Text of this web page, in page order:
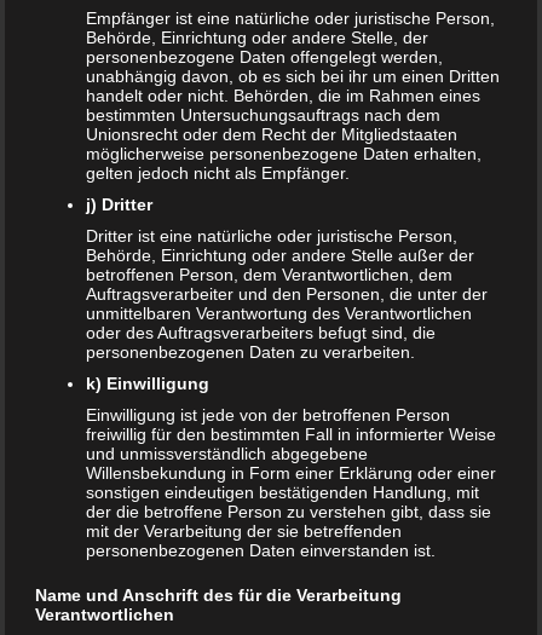
Kinder- und Jugendstärkungsgesetz kommt
Familien profitieren vom Rekordhaushalt 2020
Cannabis in der Muttermilch nachweisbar
Elterngeld online beantragen
Zahnspange für viele Kinder nicht notwendig
ÄLTERE ARTIKEL
Juni 2024
Mai 2024
März 2023
Oktober 2021
November 2020
September 2020
Empfänger ist eine natürliche oder juristische Person,
Behörde, Einrichtung oder andere Stelle, der
personenbezogene Daten offengelegt werden,
unabhängig davon, ob es sich bei ihr um einen Dritten
handelt oder nicht. Behörden, die im Rahmen eines
bestimmten Untersuchungsauftrags nach dem
Unionsrecht oder dem Recht der Mitgliedstaaten
möglicherweise personenbezogene Daten erhalten,
gelten jedoch nicht als Empfänger.
j) Dritter
Dritter ist eine natürliche oder juristische Person,
Behörde, Einrichtung oder andere Stelle außer der
betroffenen Person, dem Verantwortlichen, dem
Auftragsverarbeiter und den Personen, die unter der
unmittelbaren Verantwortung des Verantwortlichen
oder des Auftragsverarbeiters befugt sind, die
personenbezogenen Daten zu verarbeiten.
k) Einwilligung
Einwilligung ist jede von der betroffenen Person
freiwillig für den bestimmten Fall in informierter Weise
und unmissverständlich abgegebene
Willensbekundung in Form einer Erklärung oder einer
sonstigen eindeutigen bestätigenden Handlung, mit
der die betroffene Person zu verstehen gibt, dass sie
mit der Verarbeitung der sie betreffenden
personenbezogenen Daten einverstanden ist.
Name und Anschrift des für die Verarbeitung
Verantwortlichen